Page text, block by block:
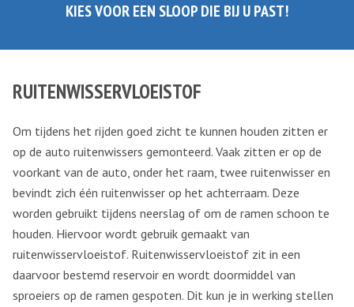
KIES VOOR EEN SLOOP DIE BIJ U PAST!
RUITENWISSERVLOEISTOF
Om tijdens het rijden goed zicht te kunnen houden zitten er
op de auto ruitenwissers gemonteerd. Vaak zitten er op de
voorkant van de auto, onder het raam, twee ruitenwisser en
bevindt zich één ruitenwisser op het achterraam. Deze
worden gebruikt tijdens neerslag of om de ramen schoon te
houden. Hiervoor wordt gebruik gemaakt van
ruitenwisservloeistof. Ruitenwisservloeistof zit in een
daarvoor bestemd reservoir en wordt doormiddel van
sproeiers op de ramen gespoten. Dit kun je in werking stellen